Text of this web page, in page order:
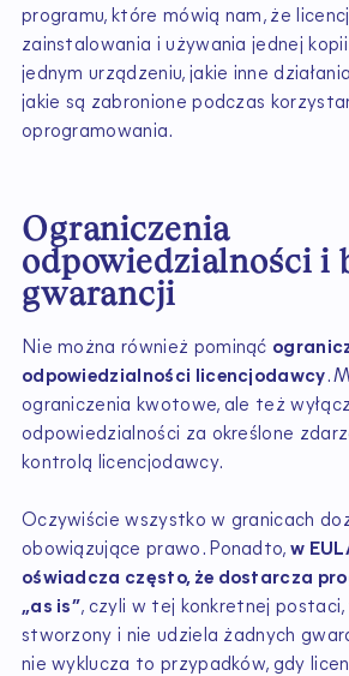
programu, które mówią nam, że
zainstalowania i używania jednej
jednym urządzeniu, jakie inne
jakie są zabronione podczas
oprogramowania.
Ograniczenia
odpowiedzialności i
gwarancji
Nie można również pominąć
odpowiedzialności licencjodawcy.
ograniczenia kwotowe, ale też
odpowiedzialności za określone
kontrolą licencjodawcy.
Oczywiście wszystko w granicach
obowiązujące prawo. Ponadto,w
oświadcza często, że dostarcza
„as is”, czyli w tej konkretnej postaci,
stworzony i nie udziela żadnych
nie wyklucza to przypadków, gdy